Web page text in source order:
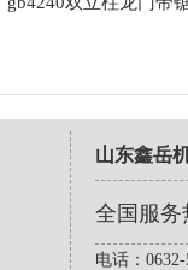
山东鑫岳
全国服务
电话：0632-